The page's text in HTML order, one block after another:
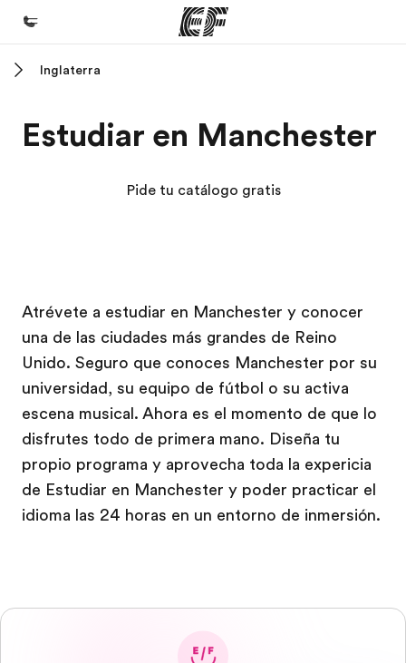
Programas
Quiénes somos
Trabajos
Únete al equipo
Inglaterra
Estudiar en Manchester
Pide tu catálogo gratis
Atrévete a estudiar en Manchester y conocer
una de las ciudades más grandes de Reino
Unido. Seguro que conoces Manchester por su
universidad, su equipo de fútbol o su activa
escena musical. Ahora es el momento de que lo
disfrutes todo de primera mano. Diseña tu
propio programa y aprovecha toda la expericia
de Estudiar en Manchester y poder practicar el
idioma las 24 horas en un entorno de inmersión.